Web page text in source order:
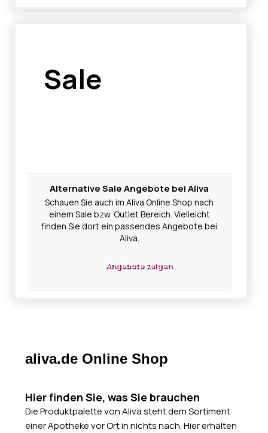
Sale
Alternative Sale Angebote bei Aliva
Schauen Sie auch im Aliva Online Shop nach
einem Sale bzw. Outlet Bereich. Vielleicht
finden Sie dort ein passendes Angebote bei
Aliva.
Angebote zeigen
aliva.de Online Shop
Hier finden Sie, was Sie brauchen
Die Produktpalette von Aliva steht dem Sortiment
einer Apotheke vor Ort in nichts nach. Hier erhalten